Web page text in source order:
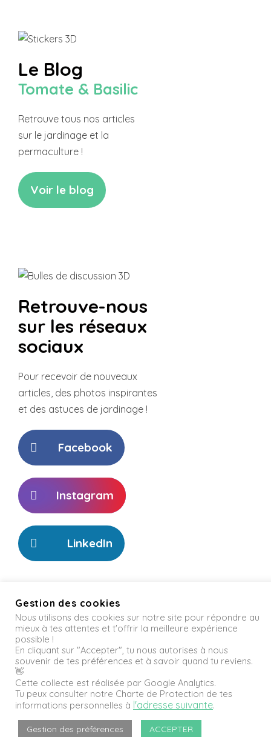
Le Blog
Tomate & Basilic
Retrouve tous nos articles
sur le jardinage et la
permaculture !
Voir le blog
Retrouve-nous
sur les réseaux
sociaux
Pour recevoir de nouveaux
articles, des photos inspirantes
et des astuces de jardinage !
Facebook
Instagram
LinkedIn
Informations légales
Nous contacter
© Copyright 2021 Ovega. Tous droits réservés, mais nous
sommes ouverts au partage ❤️
Gestion des cookies
Nous utilisons des cookies sur notre site pour répondre au
mieux à tes attentes et t'offrir la meilleure expérience
possible !
En cliquant sur "Accepter", tu nous autorises à nous
souvenir de tes préférences et à savoir quand tu reviens.
👋
Cette collecte est réalisée par Google Analytics.
Tu peux consulter notre Charte de Protection de tes
informations personnelles à l'adresse suivante.
Gestion des préférences ACCEPTER